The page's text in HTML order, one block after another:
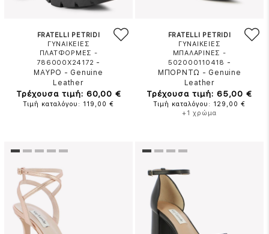
FRATELLI PETRIDI
ΓΥΝΑΙΚΕΙΕΣ
ΠΛΑΤΦΟΡΜΕΣ -
786000X24172 -
ΜΑΥΡΟ - Genuine
Leather
Τρέχουσα τιμή: 60,00 €
Τιμή καταλόγου: 119,00 €
FRATELLI PETRIDI
ΓΥΝΑΙΚΕΙΕΣ
ΜΠΑΛΑΡΙΝΕΣ -
502000110418 -
ΜΠΟΡΝΤΩ - Genuine
Leather
Τρέχουσα τιμή: 65,00 €
Τιμή καταλόγου: 129,00 €
+1 χρώμα